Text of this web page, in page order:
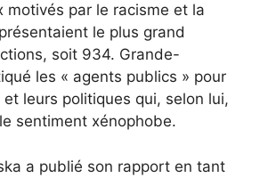
motivés par le racisme et la
le plus grand
soit 934. Grande-
les « agents publics » pour
leurs politiques qui, selon lui,
sentiment xénophobe.
a publié son rapport en tant